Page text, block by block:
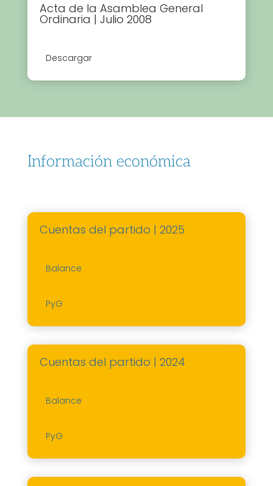
Acta de la Asamblea General
Ordinaria | Julio 2008
Descargar
Información económica
Cuentas del partido | 2025
Balance
PyG
Cuentas del partido | 2024
Balance
PyG